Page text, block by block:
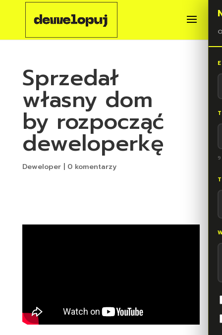
Sprzedał
własny dom
by rozpocząć
deweloperkę
Deweloper| 0 komentarzy